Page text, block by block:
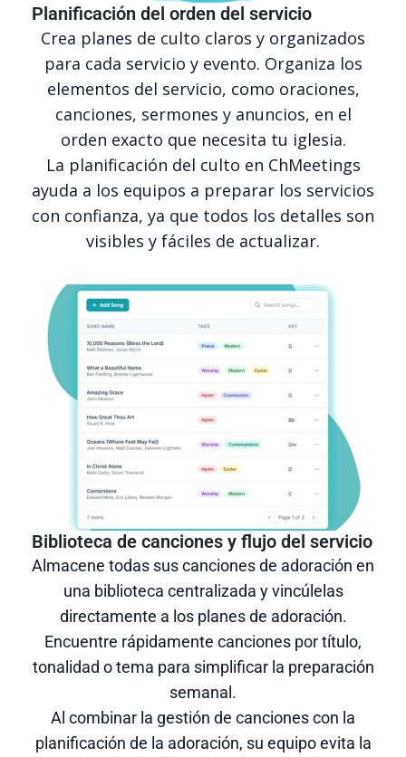
Planificación del orden del servicio
Crea planes de culto claros y organizados
para cada servicio y evento. Organiza los
elementos del servicio, como oraciones,
canciones, sermones y anuncios, en el
orden exacto que necesita tu iglesia.
La planificación del culto en ChMeetings
ayuda a los equipos a preparar los servicios
con confianza, ya que todos los detalles son
visibles y fáciles de actualizar.
Biblioteca de canciones y flujo del servicio
Almacene todas sus canciones de adoración en
una biblioteca centralizada y vincúlelas
directamente a los planes de adoración.
Encuentre rápidamente canciones por título,
tonalidad o tema para simplificar la preparación
semanal.
Al combinar la gestión de canciones con la
planificación de la adoración, su equipo evita la